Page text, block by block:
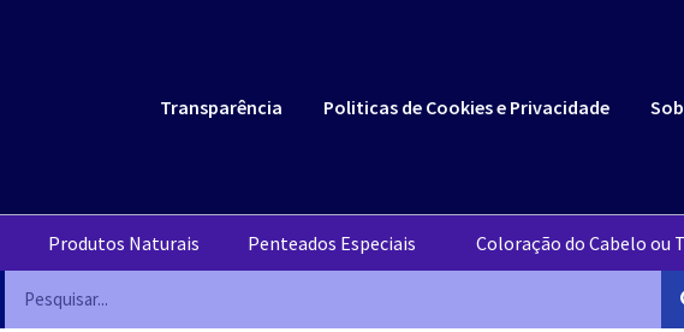
Transparência Politicas de Cookies e Privacidade
Produtos Naturais Penteados Especiais Coloração do Cabelo ou